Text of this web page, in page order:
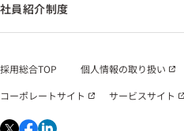
社員紹介制度
採用総合TOP 個人情報の取り扱い
コーポレートサイト
サービスサイト